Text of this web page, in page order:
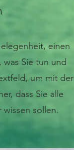
einen
Sie tun und
um mit der
dass Sie alle
sollen.